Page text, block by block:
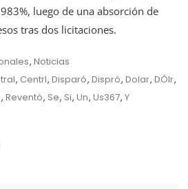
luego de una absorción de
tras dos licitaciones.
, Noticias
, Centrl, Disparó, Dispró, Dolar, DÓlr,
, Reventó, Se, Si, Un, Us367, Y